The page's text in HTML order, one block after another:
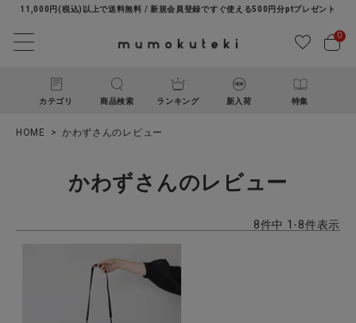
11,000円(税込)以上で送料無料 / 新規会員登録ですぐ使える500円分ptプレゼント
0
カテゴリ 商品検索 ランキング 新入荷 特集
ACCOUNT MENU
ようこそ ゲスト 様
HOME かわずさんのレビュー
かわずさんのレビュー
8件中 1 -8件表示